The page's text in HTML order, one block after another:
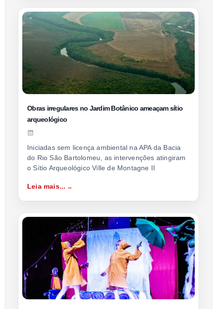
Obras irregulares no Jardim Botânico ameaçam sítio
arqueológico
Iniciadas sem licença ambiental na APA da Bacia
do Rio São Bartolomeu, as intervenções atingiram
o Sítio Arqueológico Ville de Montagne II
Leia mais...